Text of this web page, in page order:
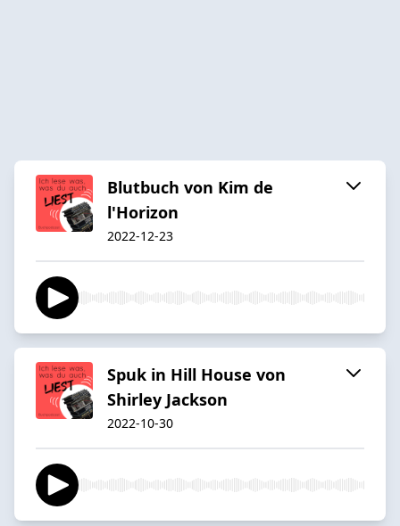
Blutbuch von Kim de
l'Horizon
2022-12-23
Spuk in Hill House von
Shirley Jackson
2022-10-30